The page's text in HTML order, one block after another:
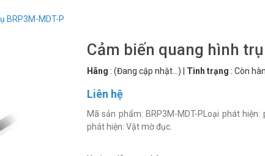
BRP3M-MDT-P
Cảm biến quang hình
Hãng : (Đang cập nhật...) Tình trạng : Còn
Liên hệ
Mã sản phẩm: BRP3M-MDT-PLoại phát
phát hiện: Vật mờ đục.